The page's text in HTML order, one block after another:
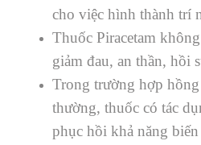
cho việc hình thành trí
Thuốc Piracetam
giảm đau, an thần, hồi
Trong trường hợp
thường, thuốc có tác
phục hồi khả năng